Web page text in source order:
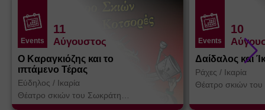
Events
11
Αύγουστος
Ο Καραγκιόζης και το
ιπτάμενο Τέρας
Εύδηλος / Ικαρία
Θέατρο σκιών του Σωκράτη
Κοτσορέ
Events
10
Δαίδαλος και
Ράχες / Ικαρία
Θέατρο σκιών